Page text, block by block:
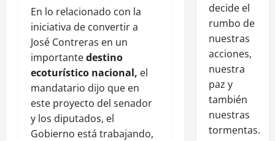
En lo relacionado con la
iniciativa de convertir a
José Contreras en un
importantedestino
ecoturístico nacional, el
mandatario dijo que en
este proyecto del senador
y los diputados, el
Gobierno está trabajando,
decide el
rumbo de
nuestras
acciones,
nuestra
paz y
también
nuestras
tormentas.